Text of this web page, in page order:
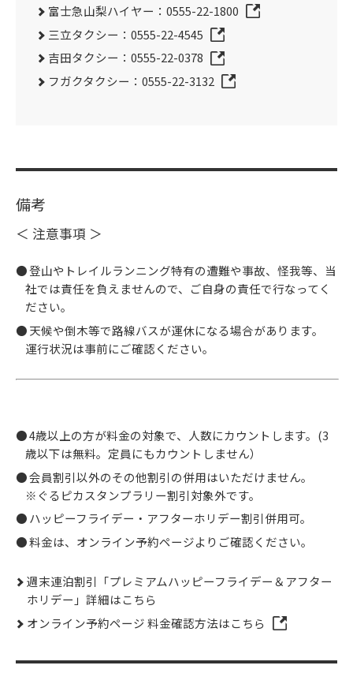
富士急山梨ハイヤー：0555-22-1800
三立タクシー：0555-22-4545
吉田タクシー：0555-22-0378
フガクタクシー：0555-22-3132
備考
＜ 注意事項 ＞
登山やトレイルランニング特有の遭難や事故、怪我等、当
社では責任を負えませんので、ご自身の責任で行なってく
ださい。
天候や倒木等で路線バスが運休になる場合があります。
運行状況は事前にご確認ください。
4歳以上の方が料金の対象で、人数にカウントします。(3
歳以下は無料。定員にもカウントしません）
会員割引以外のその他割引の併用はいただけません。
※ぐるピカスタンプラリー割引対象外です。
ハッピーフライデー・アフターホリデー割引併用可。
料金は、オンライン予約ページよりご確認ください。
週末連泊割引「プレミアムハッピーフライデー＆アフター
ホリデー」詳細はこちら
オンライン予約ページ 料金確認方法はこちら